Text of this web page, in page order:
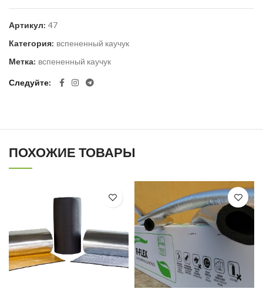
Артикул: 47
Категория: вспененный каучук
Метка: вспененный каучук
Следуйте
ПОХОЖИЕ ТОВАРЫ